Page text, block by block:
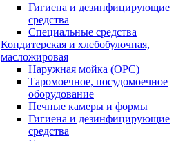
Гигиена и дезинфицирующие
средства
Специальные средства
Кондитерская и хлебобулочная,
масложировая
Наружная мойка (ОРС)
Таромоечное, посудомоечное
оборудование
Печные камеры и формы
Гигиена и дезинфицирующие
средства